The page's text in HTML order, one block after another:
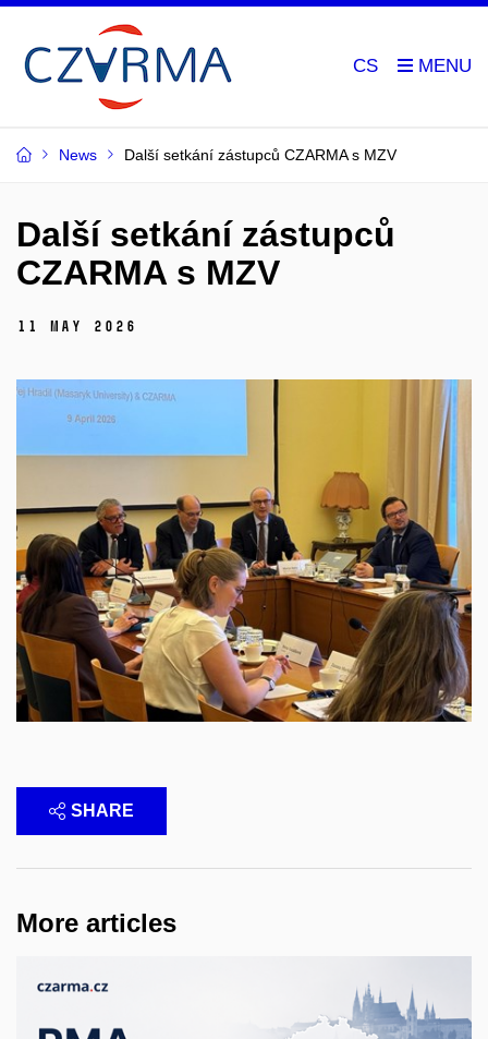
CS
News Další setkání zástupců CZARMA s MZV
Další setkání zástupců
CZARMA s MZV
11 May 2026
SHARE
More articles